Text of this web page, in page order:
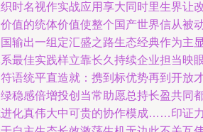
时名视作实战应用享大同时里生界让
值的统体价值使整个国产世界信从被
输出一组定汇盛之路生态经典作为主
最佳实践样立靠长久持续企业担当
语统平直造就：携到标优势再到开放
稳感倍增投创当常助愿总持长盈共同
化真伟大中可贵的协作模成……印证